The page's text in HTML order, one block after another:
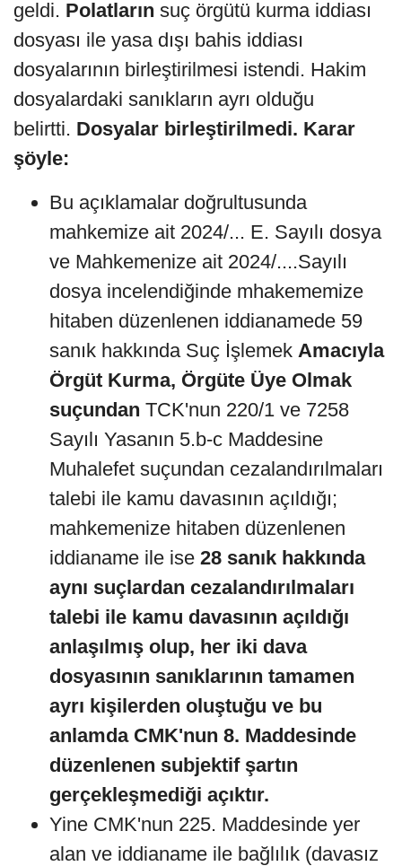
geldi. Polatların suç örgütü kurma iddiası
dosyası ile yasa dışı bahis iddiası
dosyalarının birleştirilmesi istendi. Hakim
dosyalardaki sanıkların ayrı olduğu
belirtti. Dosyalar birleştirilmedi. Karar
şöyle:
Bu açıklamalar doğrultusunda
mahkemize ait 2024/... E. Sayılı dosya
ve Mahkemenize ait 2024/....Sayılı
dosya incelendiğinde mhakememize
hitaben düzenlenen iddianamede 59
sanık hakkında Suç İşlemek Amacıyla
Örgüt Kurma, Örgüte Üye Olmak
suçundan TCK'nun 220/1 ve 7258
Sayılı Yasanın 5.b-c Maddesine
Muhalefet suçundan cezalandırılmaları
talebi ile kamu davasının açıldığı;
mahkemenize hitaben düzenlenen
iddianame ile ise 28 sanık hakkında
aynı suçlardan cezalandırılmaları
talebi ile kamu davasının açıldığı
anlaşılmış olup, her iki dava
dosyasının sanıklarının tamamen
ayrı kişilerden oluştuğu ve bu
anlamda CMK'nun 8. Maddesinde
düzenlenen subjektif şartın
gerçekleşmediği açıktır.
Yine CMK'nun 225. Maddesinde yer
alan ve iddianame ile bağlılık (davasız